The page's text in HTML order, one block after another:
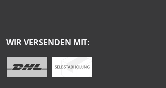
WIR VERSENDEN MIT: